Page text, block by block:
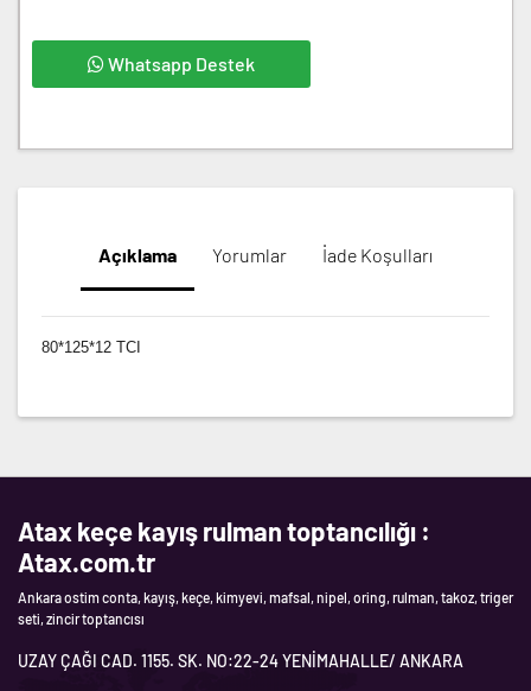
Whatsapp Destek
Açıklama Yorumlar İade Koşulları
80*125*12 TCI
Atax keçe kayış rulman toptancılığı :
Atax.com.tr
Ankara ostim conta, kayış, keçe, kimyevi, mafsal, nipel, oring, rulman, takoz, triger
seti, zincir toptancısı
UZAY ÇAĞI CAD. 1155. SK. NO:22-24 YENİMAHALLE/ ANKARA